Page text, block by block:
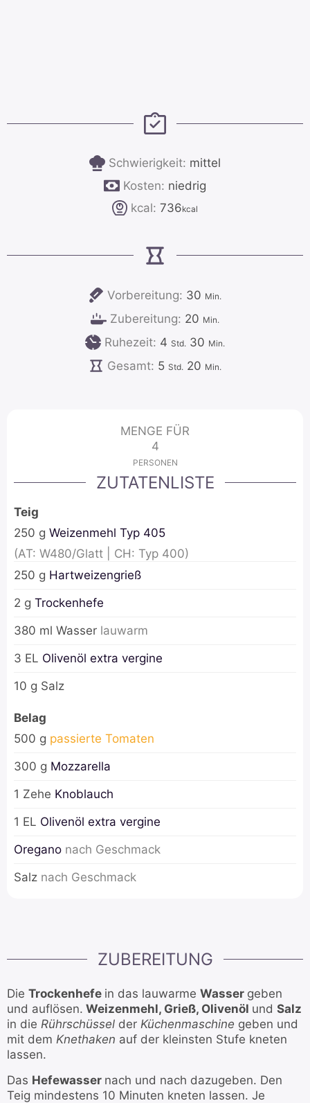
Schwierigkeit: mittel
Kosten: niedrig
kcal:736kcal
Vorbereitung: 30 Minuten
Min.
Zubereitung: 20Minuten
Min.
Ruhezeit: 4Stunden
Std. 30Minuten
Min.
Gesamt: 5Stunden
Std. 20 Minuten
Min.
MENGE FÜR
4
PERSONEN
ZUTATENLISTE
Teig
250 g Weizenmehl Typ 405
(AT: W480/Glatt | CH: Typ 400)
250 g Hartweizengrieß
2 g Trockenhefe
380 ml Wasser lauwarm
3 EL Olivenöl extra vergine
10 g Salz
Belag
500 g passierte Tomaten
300 g Mozzarella
1 Zehe Knoblauch
1 EL Olivenöl extra vergine
Oregano nach Geschmack
Salz nach Geschmack
ZUBEREITUNG
Die Trockenhefe in das lauwarme Wasser geben
und auflösen. Weizenmehl, Grieß, Olivenöl und Salz
in die Rührschüssel der Küchenmaschine geben und
mit dem Knethaken auf der kleinsten Stufe kneten
lassen.
Das Hefewasser nach und nach dazugeben. Den
Teig mindestens 10 Minuten kneten lassen. Je